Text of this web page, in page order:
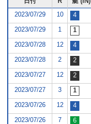
2023/07/29
10
2023/07/29 1
2023/07/28 12
2023/07/28 2
2023/07/27 12
2023/07/27 3
2023/07/26 12
2023/07/26 7